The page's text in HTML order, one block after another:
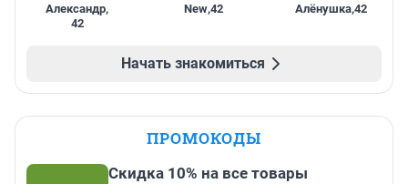
Александр,
42
New,42 Алёнушка,42
Начать знакомиться
ПРОМОКОДЫ
Скидка 10% на все товары